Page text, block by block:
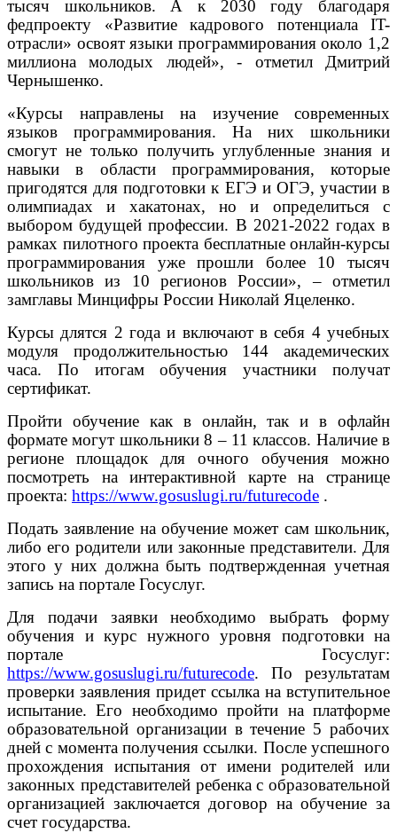
тысяч школьников. А к 2030 году благодаря
федпроекту «Развитие кадрового потенциала IT-
отрасли» освоят языки программирования около 1,2
миллиона молодых людей», - отметил Дмитрий
Чернышенко.
«Курсы направлены на изучение современных
языков программирования. На них школьники
смогут не только получить углубленные знания и
навыки в области программирования, которые
пригодятся для подготовки к ЕГЭ и ОГЭ, участии в
олимпиадах и хакатонах, но и определиться с
выбором будущей профессии. В 2021-2022 годах в
рамках пилотного проекта бесплатные онлайн-курсы
программирования уже прошли более 10 тысяч
школьников из 10 регионов России», – отметил
замглавы Минцифры России Николай Яцеленко.
Курсы длятся 2 года и включают в себя 4 учебных
модуля продолжительностью 144 академических
часа. По итогам обучения участники получат
сертификат.
Пройти обучение как в онлайн, так и в офлайн
формате могут школьники 8 – 11 классов. Наличие в
регионе площадок для очного обучения можно
посмотреть на интерактивной карте на странице
проекта: https://www.gosuslugi.ru/futurecode .
Подать заявление на обучение может сам школьник,
либо его родители или законные представители. Для
этого у них должна быть подтвержденная учетная
запись на портале Госуслуг.
Для подачи заявки необходимо выбрать форму
обучения и курс нужного уровня подготовки на
портале Госуслуг:
https://www.gosuslugi.ru/futurecode. По результатам
проверки заявления придет ссылка на вступительное
испытание. Его необходимо пройти на платформе
образовательной организации в течение 5 рабочих
дней с момента получения ссылки. После успешного
прохождения испытания от имени родителей или
законных представителей ребенка с образовательной
организацией заключается договор на обучение за
счет государства.